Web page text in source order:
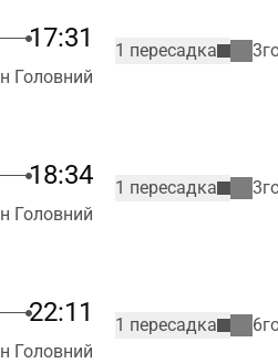
17:31
Головний
1 пересадка
18:34
Головний
1 пересадка
22:11
Головний
1 пересадка